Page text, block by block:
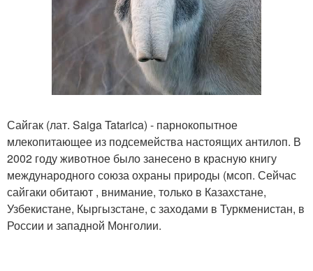
Сайгак (лат. Saiga Tatarica) - парнокопытное
млекопитающее из подсемейства настоящих антилоп. В
2002 году животное было занесено в красную книгу
международного союза охраны природы (мсоп. Сейчас
сайгаки обитают , внимание, только в Казахстане,
Узбекистане, Кыргызстане, с заходами в Туркменистан, в
России и западной Монголии.